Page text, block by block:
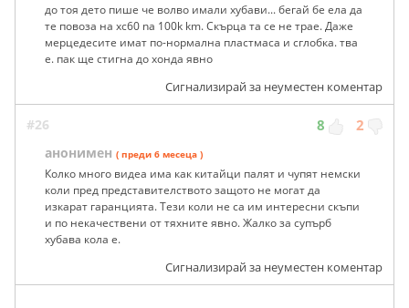
до тоя дето пише че волво имали хубави... бегай бе ела да
те повоза на xc60 na 100k km. Скърца та се не трае. Даже
мерцедесите имат по-нормална пластмаса и сглобка. тва
е. пак ще стигна до хонда явно
Сигнализирай за неуместен коментар
#26 8 2
анонимен ( преди 6 месеца )
Колко много видеа има как китайци палят и чупят немски
коли пред представителството защото не могат да
изкарат гаранцията. Тези коли не са им интересни скъпи
и по некачествени от тяхните явно. Жалко за супърб
хубава кола е.
Сигнализирай за неуместен коментар